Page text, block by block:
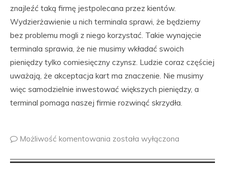
znajleźć taką firmę jestpolecana przez kientów.
Wydzierżawienie u nich terminala sprawi, że będziemy
bez problemu mogli z niego korzystać. Takie wynajęcie
terminala sprawia, że nie musimy wkładać swoich
pieniędzy tylko comiesięczny czynsz. Ludzie coraz częściej
uważają, że akceptacja kart ma znaczenie. Nie musimy
więc samodzielnie inwestować większych pieniędzy, a
terminal pomaga naszej firmie rozwinąć skrzydła.
Możliwość komentowania została wyłączona